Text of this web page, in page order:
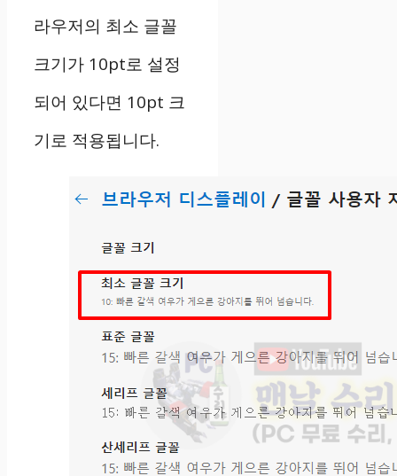
라우저의 최소 글꼴
크기가 10pt로 설정
되어 있다면 10pt 크
기로 적용됩니다.